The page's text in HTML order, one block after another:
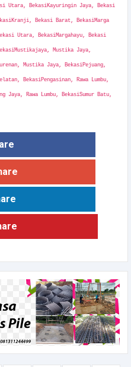
Utara, BekasiKayuringin Jaya, Bekasi
Bekasi Barat, BekasiMarga
Utara, BekasiMargahayu, Bekasi
Mustika Jaya,
Mustika Jaya, BekasiPejuang,
BekasiPengasinan, Rawa Lumbu,
Jaya, Rawa Lumbu, BekasiSumur Batu,